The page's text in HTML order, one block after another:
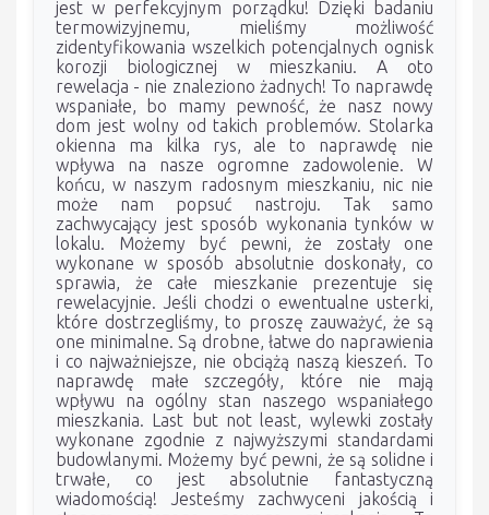
jest w perfekcyjnym porządku! Dzięki badaniu
termowizyjnemu, mieliśmy możliwość
zidentyfikowania wszelkich potencjalnych ognisk
korozji biologicznej w mieszkaniu. A oto
rewelacja - nie znaleziono żadnych! To naprawdę
wspaniałe, bo mamy pewność, że nasz nowy
dom jest wolny od takich problemów. Stolarka
okienna ma kilka rys, ale to naprawdę nie
wpływa na nasze ogromne zadowolenie. W
końcu, w naszym radosnym mieszkaniu, nic nie
może nam popsuć nastroju. Tak samo
zachwycający jest sposób wykonania tynków w
lokalu. Możemy być pewni, że zostały one
wykonane w sposób absolutnie doskonały, co
sprawia, że całe mieszkanie prezentuje się
rewelacyjnie. Jeśli chodzi o ewentualne usterki,
które dostrzegliśmy, to proszę zauważyć, że są
one minimalne. Są drobne, łatwe do naprawienia
i co najważniejsze, nie obciążą naszą kieszeń. To
naprawdę małe szczegóły, które nie mają
wpływu na ogólny stan naszego wspaniałego
mieszkania. Last but not least, wylewki zostały
wykonane zgodnie z najwyższymi standardami
budowlanymi. Możemy być pewni, że są solidne i
trwałe, co jest absolutnie fantastyczną
wiadomością! Jesteśmy zachwyceni jakością i